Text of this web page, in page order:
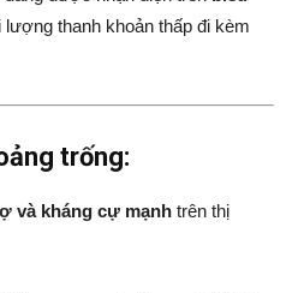
lượng thanh khoản thấp đi kèm
trống:
và kháng cự mạnh trên thị